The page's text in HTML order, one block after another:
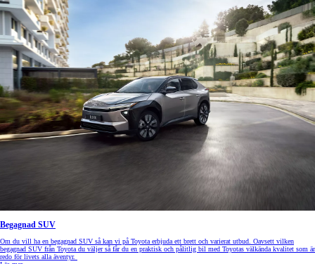
Begagnad SUV
Om du vill ha en begagnad SUV så kan vi på Toyota erbjuda ett brett och varierat utbud. Oavsett vilken
begagnad SUV från Toyota du väljer så får du en praktisk och pålitlig bil med Toyotas välkända kvalitet som är
redo för livets alla äventyr.